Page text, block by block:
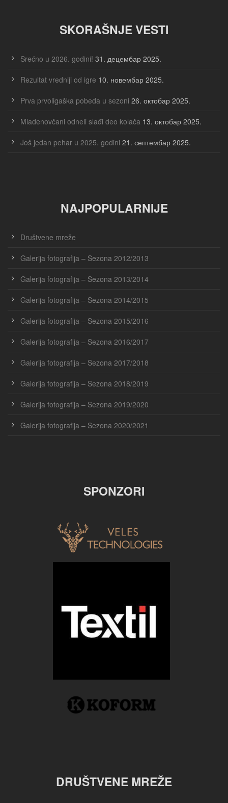
SKORAŠNJE VESTI
Srećno u 2026. godini! 31. децембар 2025.
Rezultat vredniji od igre 10. новембар 2025.
Prva prvoligaška pobeda u sezoni 26. октобар 2025.
Mladenovčani odneli slađi deo kolača 13. октобар 2025.
Još jedan pehar u 2025. godini 21. септембар 2025.
NAJPOPULARNIJE
Društvene mreže
Galerija fotografija – Sezona 2012/2013
Galerija fotografija – Sezona 2013/2014
Galerija fotografija – Sezona 2014/2015
Galerija fotografija – Sezona 2015/2016
Galerija fotografija – Sezona 2016/2017
Galerija fotografija – Sezona 2017/2018
Galerija fotografija – Sezona 2018/2019
Galerija fotografija – Sezona 2019/2020
Galerija fotografija – Sezona 2020/2021
SPONZORI
DRUŠTVENE MREŽE